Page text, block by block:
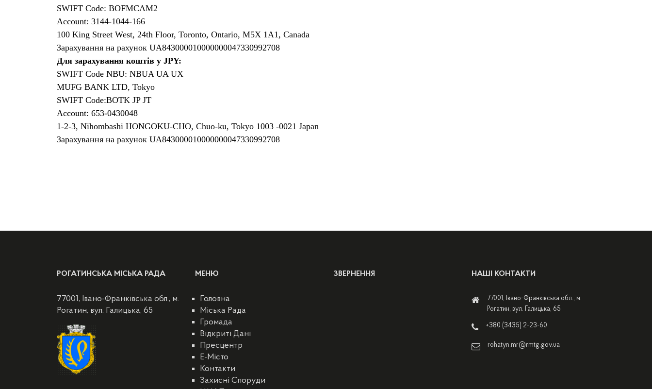
SWIFT Code: BOFMCAM2
Account: 3144-1044-166
100 King Street West, 24th Floor, Toronto, Ontario, M5X 1A1, Canada
Зарахування на рахунок UA843000010000000047330992708
Для зарахування коштів у JPY:
SWIFT Code NBU: NBUA UA UX
MUFG BANK LTD, Tokyo
SWIFT Code:BOTK JP JT
Account: 653-0430048
1-2-3, Nihombashi HONGOKU-CHO, Chuo-ku, Tokyo 1003 -0021 Japan
Зарахування на рахунок UA843000010000000047330992708
РОГАТИНСЬКА МІСЬКА РАДА
77001, Івано-Франківська обл., м.
Рогатин, вул. Галицька, 65
МЕНЮ
Головна
Міська Рада
Громада
Відкриті Дані
Пресцентр
E-Місто
Контакти
Захисні Споруди
ЗВЕРНЕННЯ НАШІ КОНТАКТИ
77001, Івано-Франківська обл., м.
Рогатин, вул. Галицька, 65
+380 (3435) 2-23-60
rohatyn.mr@rmtg.gov.ua